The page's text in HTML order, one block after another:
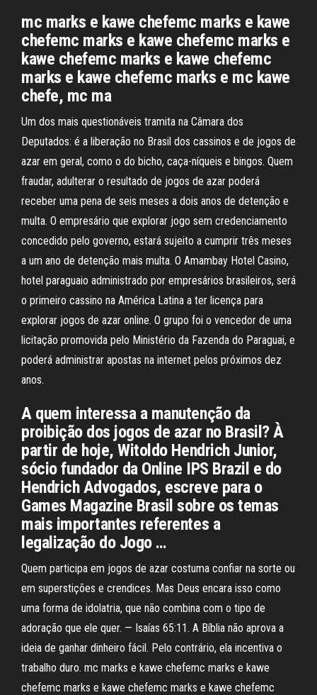
mc marks e kawe chefemc marks e kawe
chefemc marks e kawe chefemc marks e
kawe chefemc marks e kawe chefemc
marks e kawe chefemc marks e mc kawe
chefe, mc ma
Um dos mais questionáveis tramita na Câmara dos
Deputados: é a liberação no Brasil dos cassinos e de jogos de
azar em geral, como o do bicho, caça-níqueis e bingos. Quem
fraudar, adulterar o resultado de jogos de azar poderá
receber uma pena de seis meses a dois anos de detenção e
multa. O empresário que explorar jogo sem credenciamento
concedido pelo governo, estará sujeito a cumprir três meses
a um ano de detenção mais multa. O Amambay Hotel Casino,
hotel paraguaio administrado por empresários brasileiros, será
o primeiro cassino na América Latina a ter licença para
explorar jogos de azar online. O grupo foi o vencedor de uma
licitação promovida pelo Ministério da Fazenda do Paraguai, e
poderá administrar apostas na internet pelos próximos dez
anos.
A quem interessa a manutenção da
proibição dos jogos de azar no Brasil? À
partir de hoje, Witoldo Hendrich Junior,
sócio fundador da Online IPS Brazil e do
Hendrich Advogados, escreve para o
Games Magazine Brasil sobre os temas
mais importantes referentes a
legalização do Jogo …
Quem participa em jogos de azar costuma confiar na sorte ou
em superstições e crendices. Mas Deus encara isso como
uma forma de idolatria, que não combina com o tipo de
adoração que ele quer. — Isaías 65:11. A Bíblia não aprova a
ideia de ganhar dinheiro fácil. Pelo contrário, ela incentiva o
trabalho duro. mc marks e kawe chefemc marks e kawe
chefemc marks e kawe chefemc marks e kawe chefemc